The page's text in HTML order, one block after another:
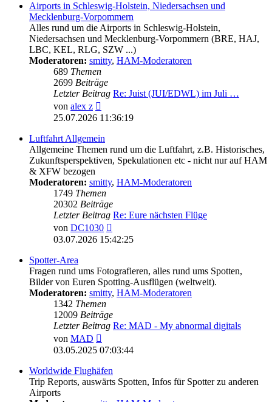
Airports in Schleswig-Holstein, Niedersachsen und
Mecklenburg-Vorpommern
Alles rund um die Airports in Schleswig-Holstein,
Niedersachsen und Mecklenburg-Vorpommern (BRE, HAJ,
LBC, KEL, RLG, SZW ...)
Moderatoren: smitty, HAM-Moderatoren
689 Themen
2699 Beiträge
Letzter Beitrag Re: Juist (JUI/EDWL) im Juli …
von alex z
Beitrag
25.07.2026 11:36:19
Luftfahrt Allgemein
Allgemeine Themen rund um die Luftfahrt, z.B. Historisches,
Zukunftsperspektiven, Spekulationen etc - nicht nur auf HAM
& XFW bezogen
Moderatoren: smitty, HAM-Moderatoren
1749 Themen
20302 Beiträge
Letzter Beitrag Re: Eure nächsten Flüge
von DC1030
Beitrag
03.07.2026 15:42:25
Spotter-Area
Fragen rund ums Fotografieren, alles rund ums Spotten,
Bilder von Euren Spotting-Ausflügen (weltweit).
Moderatoren: smitty, HAM-Moderatoren
1342 Themen
12009 Beiträge
Letzter Beitrag Re: MAD - My abnormal digitals
von MAD
Beitrag
03.05.2025 07:03:44
Worldwide Flughäfen
Trip Reports, auswärts Spotten, Infos für Spotter zu anderen
Airports